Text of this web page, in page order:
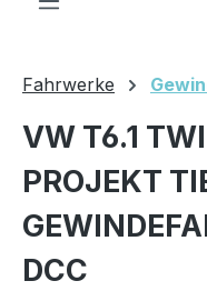
Fahrwerke
VW T6.1
PROJEKT
DCC